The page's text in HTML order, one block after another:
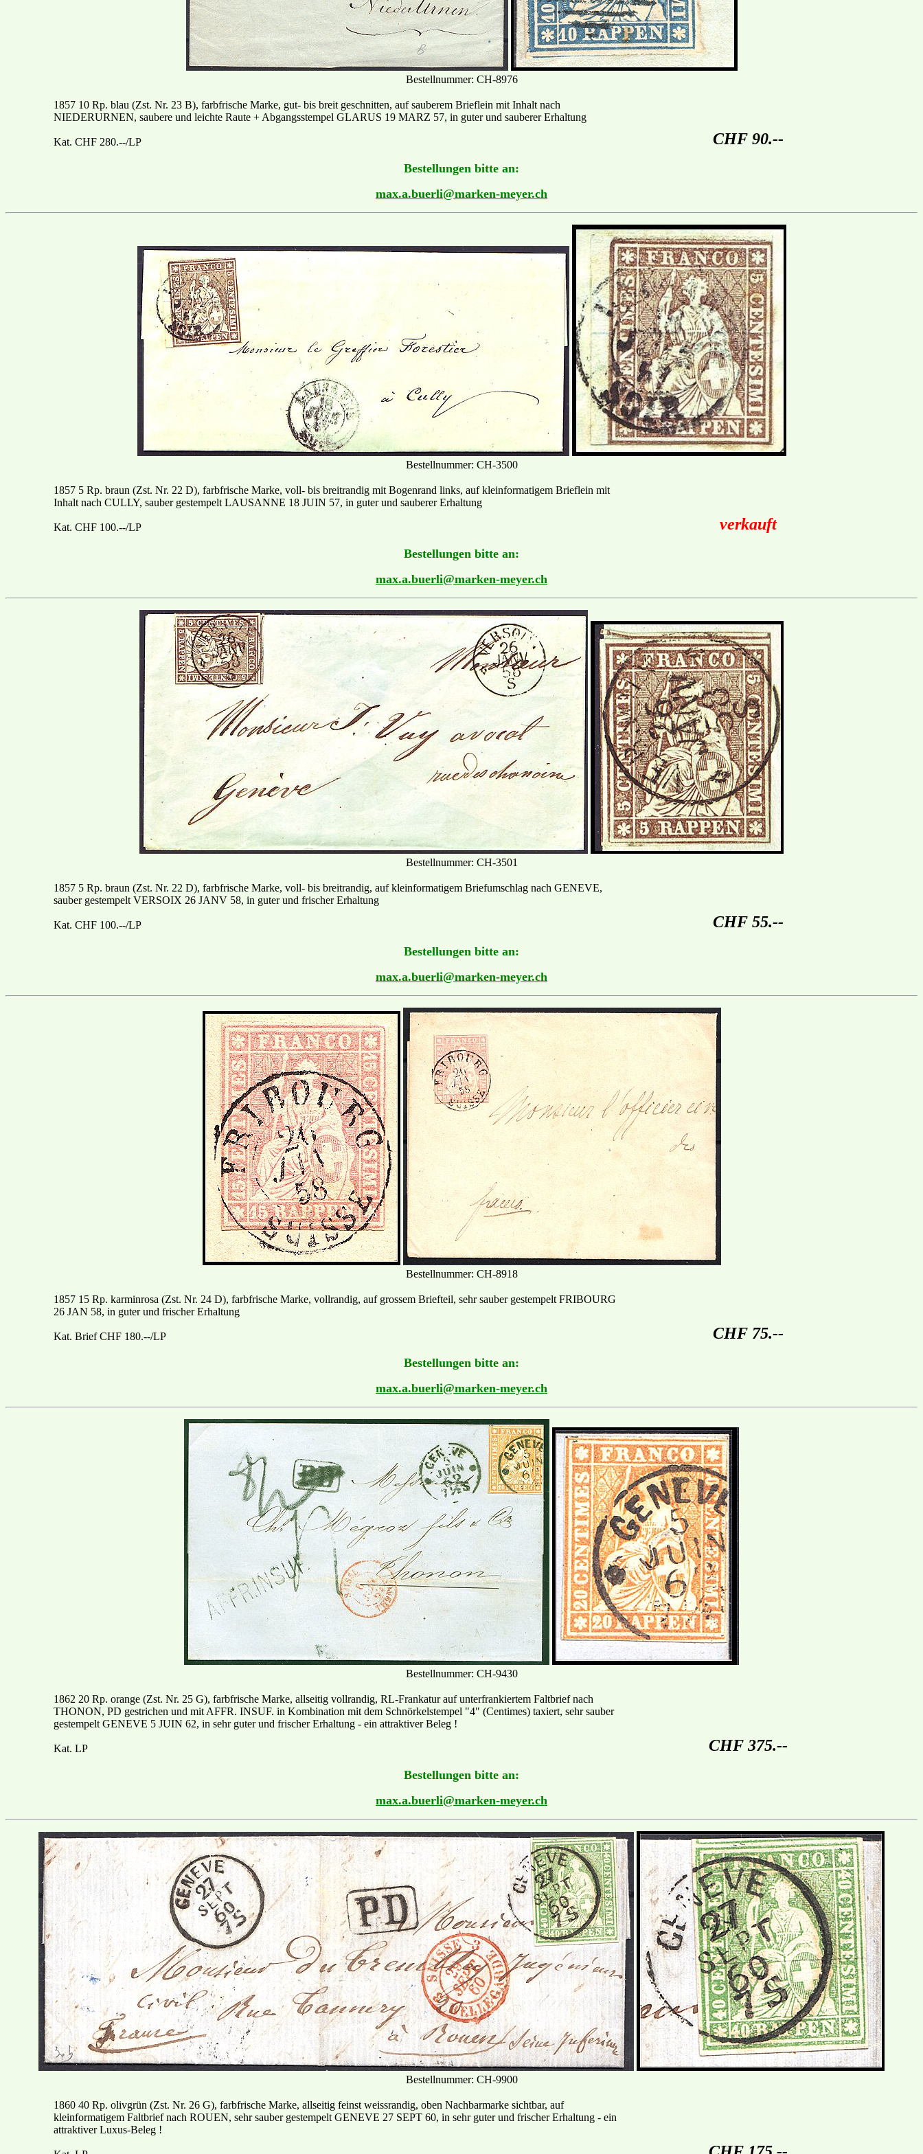
Bestellnummer: CH-8976
1857 10 Rp. blau (Zst. Nr. 23 B), farbfrische Marke, gut- bis breit geschnitten, auf sauberem Brieflein mit Inhalt nach
NIEDERURNEN, saubere und leichte Raute + Abgangsstempel GLARUS 19 MARZ 57, in guter und sauberer Erhaltung
Kat. CHF 280.--/LP CHF 90.--
Bestellungen bitte an:
max.a.buerli@marken-meyer.ch
Bestellnummer: CH-3500
1857 5 Rp. braun (Zst. Nr. 22 D), farbfrische Marke, voll- bis breitrandig mit Bogenrand links, auf kleinformatigem Brieflein mit
Inhalt nach CULLY, sauber gestempelt LAUSANNE 18 JUIN 57, in guter und sauberer Erhaltung
Kat. CHF 100.--/LP verkauft
Bestellungen bitte an:
max.a.buerli@marken-meyer.ch
Bestellnummer: CH-3501
1857 5 Rp. braun (Zst. Nr. 22 D), farbfrische Marke, voll- bis breitrandig, auf kleinformatigem Briefumschlag nach GENEVE,
sauber gestempelt VERSOIX 26 JANV 58, in guter und frischer Erhaltung
Kat. CHF 100.--/LP CHF 55.--
Bestellungen bitte an:
max.a.buerli@marken-meyer.ch
Bestellnummer: CH-8918
1857 15 Rp. karminrosa (Zst. Nr. 24 D), farbfrische Marke, vollrandig, auf grossem Briefteil, sehr sauber gestempelt FRIBOURG
26 JAN 58, in guter und frischer Erhaltung
Kat. Brief CHF 180.--/LP CHF 75.--
Bestellungen bitte an:
max.a.buerli@marken-meyer.ch
Bestellnummer: CH-9430
1862 20 Rp. orange (Zst. Nr. 25 G), farbfrische Marke, allseitig vollrandig, RL-Frankatur auf unterfrankiertem Faltbrief nach
THONON, PD gestrichen und mit AFFR. INSUF. in Kombination mit dem Schnörkelstempel "4" (Centimes) taxiert, sehr sauber
gestempelt GENEVE 5 JUIN 62, in sehr guter und frischer Erhaltung - ein attraktiver Beleg !
Kat. LP CHF 375.--
Bestellungen bitte an:
max.a.buerli@marken-meyer.ch
Bestellnummer: CH-9900
1860 40 Rp. olivgrün (Zst. Nr. 26 G), farbfrische Marke, allseitig feinst weissrandig, oben Nachbarmarke sichtbar, auf
kleinformatigem Faltbrief nach ROUEN, sehr sauber gestempelt GENEVE 27 SEPT 60, in sehr guter und frischer Erhaltung - ein
attraktiver Luxus-Beleg !